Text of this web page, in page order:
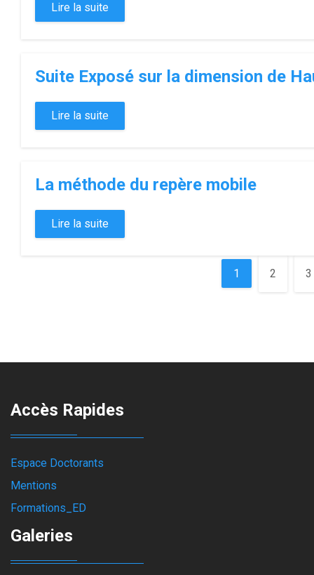
Lire la suite
Suite Exposé sur la dimension de
Lire la suite
La méthode du repère mobile
Lire la suite
1 2 3
Accès Rapides
Espace Doctorants
Mentions
Formations_ED
Galeries